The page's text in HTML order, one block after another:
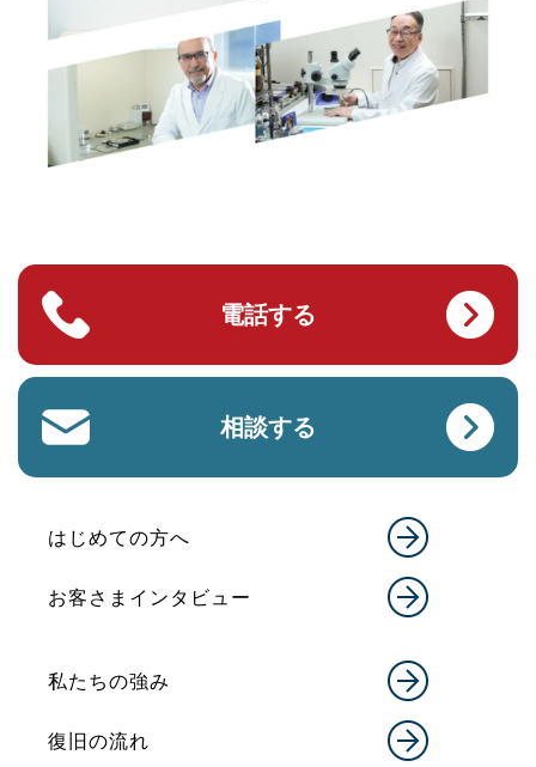
電話する
相談する
はじめての方へ
お客さまインタビュー
私たちの強み
復旧の流れ